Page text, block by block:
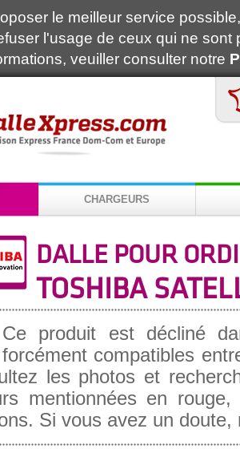
le meilleur service
l'usage de ceux qui ne
veuiller consulter notre
CHARGEURS
DALLE POUR
TOSHIBA
Ce produit est décliné
forcément compatibles
les photos et
mentionnées en
Si vous avez un